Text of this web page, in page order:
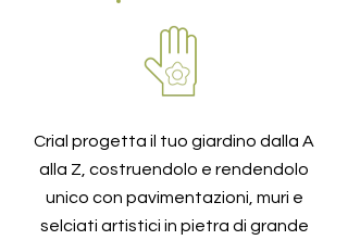
Crial progetta il tuo giardino dalla A
alla Z, costruendolo e rendendolo
unico con pavimentazioni, muri e
selciati artistici in pietra di grande